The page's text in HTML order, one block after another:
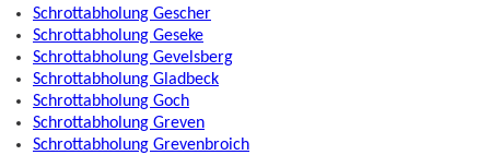
Schrottabholung Gescher
Schrottabholung Geseke
Schrottabholung Gevelsberg
Schrottabholung Gladbeck
Schrottabholung Goch
Schrottabholung Greven
Schrottabholung Grevenbroich